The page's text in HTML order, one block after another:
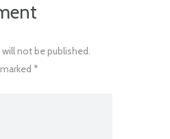
not be published.
*